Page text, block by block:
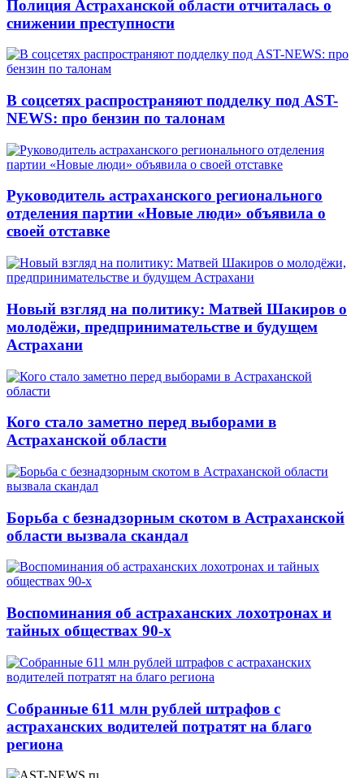
Полиция Астраханской области отчиталась о
снижении преступности
В соцсетях распространяют подделку под AST-
NEWS: про бензин по талонам
Руководитель астраханского регионального
отделения партии «Новые люди» объявила о
своей отставке
Новый взгляд на политику: Матвей Шакиров о
молодёжи, предпринимательстве и будущем
Астрахани
Кого стало заметно перед выборами в
Астраханской области
Борьба с безнадзорным скотом в Астраханской
области вызвала скандал
Воспоминания об астраханских лохотронах и
тайных обществах 90-х
Собранные 611 млн рублей штрафов с
астраханских водителей потратят на благо
региона